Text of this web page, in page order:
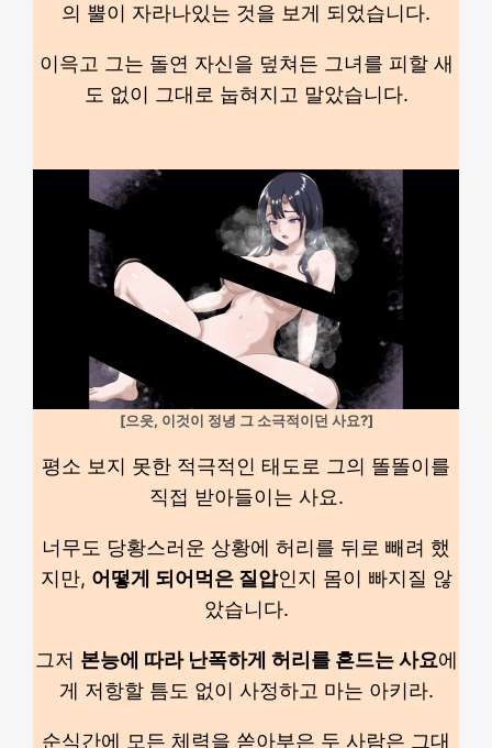
의 뿔이 자라나있는 것을 보게 되었습니다.
이윽고 그는 돌연 자신을 덮쳐든 그녀를 피할 새
도 없이 그대로 눕혀지고 말았습니다.
[으읏, 이것이 정녕 그 소극적이던 사요?]
평소 보지 못한 적극적인 태도로 그의 똘똘이를
직접 받아들이는 사요.
너무도 당황스러운 상황에 허리를 뒤로 빼려 했
지만, 어떻게 되어먹은 질압인지 몸이 빠지질 않
았습니다.
그저 본능에 따라 난폭하게 허리를 흔드는 사요에
게 저항할 틈도 없이 사정하고 마는 아키라.
순식간에 모든 체력을 쏟아부은 두 사람은 그대